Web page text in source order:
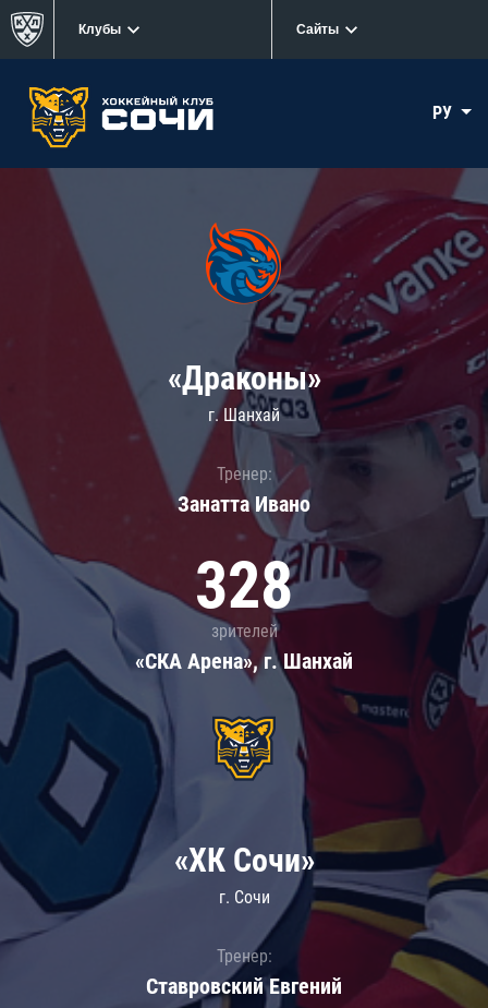
Клубы Сайты
РУ
«Драконы»
г. Шанхай
Тренер:
Занатта Иванo
328
зрителей
«СКА Арена», г. Шанхай
«ХК Сочи»
г. Сочи
Тренер:
Ставровский Евгений